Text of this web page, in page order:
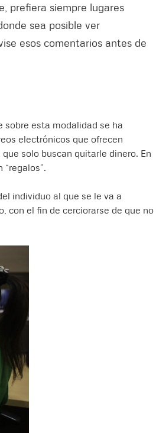
prefiera siempre lugares
sea posible ver
esos comentarios antes de
sobre esta modalidad se ha
electrónicos que ofrecen
solo buscan quitarle dinero. En
individuo al que se le va a
con el fin de cerciorarse de que no